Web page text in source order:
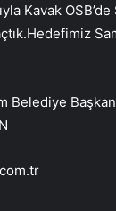
Kavak
Belediye